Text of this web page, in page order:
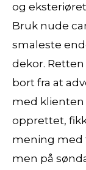
og
Bruk nude
smaleste
dekor.
bort fra at
med
opprettet,
mening med
men på